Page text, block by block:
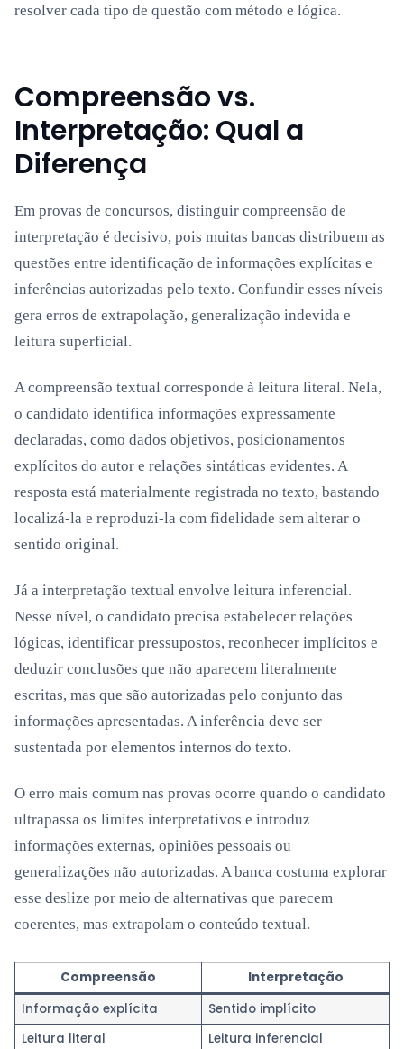
resolver cada tipo de questão com método e lógica.
Compreensão vs.
Interpretação: Qual a
Diferença
Em provas de concursos, distinguir compreensão de
interpretação é decisivo, pois muitas bancas distribuem as
questões entre identificação de informações explícitas e
inferências autorizadas pelo texto. Confundir esses níveis
gera erros de extrapolação, generalização indevida e
leitura superficial.
A compreensão textual corresponde à leitura literal. Nela,
o candidato identifica informações expressamente
declaradas, como dados objetivos, posicionamentos
explícitos do autor e relações sintáticas evidentes. A
resposta está materialmente registrada no texto, bastando
localizá-la e reproduzi-la com fidelidade sem alterar o
sentido original.
Já a interpretação textual envolve leitura inferencial.
Nesse nível, o candidato precisa estabelecer relações
lógicas, identificar pressupostos, reconhecer implícitos e
deduzir conclusões que não aparecem literalmente
escritas, mas que são autorizadas pelo conjunto das
informações apresentadas. A inferência deve ser
sustentada por elementos internos do texto.
O erro mais comum nas provas ocorre quando o candidato
ultrapassa os limites interpretativos e introduz
informações externas, opiniões pessoais ou
generalizações não autorizadas. A banca costuma explorar
esse deslize por meio de alternativas que parecem
coerentes, mas extrapolam o conteúdo textual.
Compreensão
Interpretação
Informação explícita
Sentido implícito
Leitura literal
Leitura inferencial